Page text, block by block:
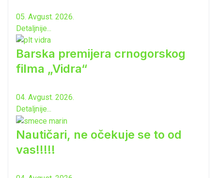
05. Avgust. 2026.
Detaljnije...
Barska premijera crnogorskog
filma „Vidra“
04. Avgust. 2026.
Detaljnije...
Nautičari, ne očekuje se to od
vas!!!!!